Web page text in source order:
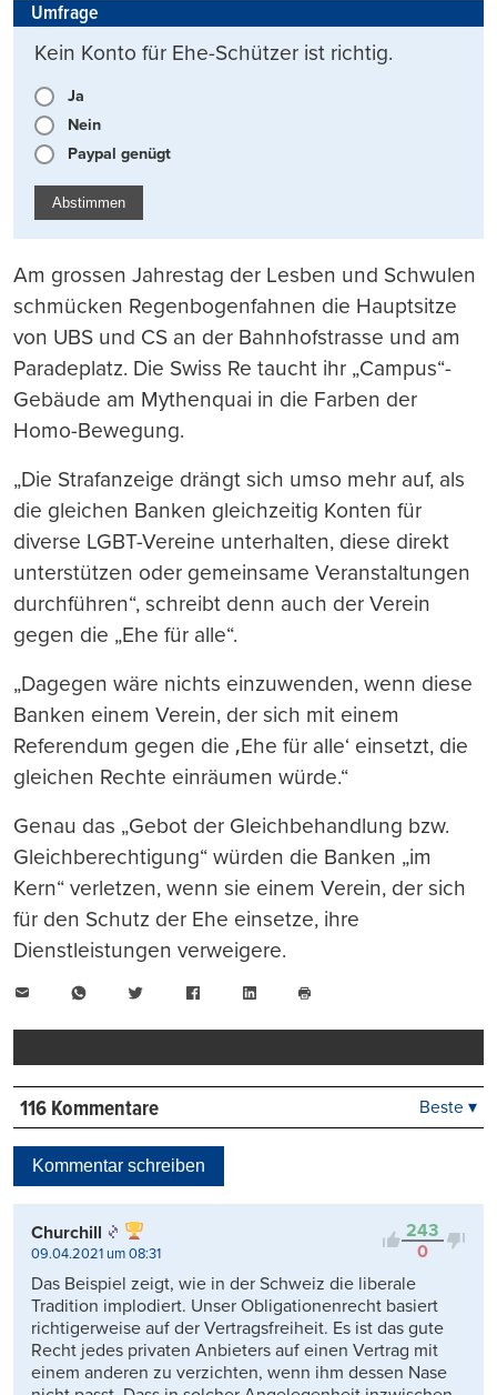
Umfrage
Kein Konto für Ehe-Schützer ist richtig.
Ja
Nein
Paypal genügt
Abstimmen
Am grossen Jahrestag der Lesben und Schwulen
schmücken Regenbogenfahnen die Hauptsitze
von UBS und CS an der Bahnhofstrasse und am
Paradeplatz. Die Swiss Re taucht ihr „Campus“-
Gebäude am Mythenquai in die Farben der
Homo-Bewegung.
„Die Strafanzeige drängt sich umso mehr auf, als
die gleichen Banken gleichzeitig Konten für
diverse LGBT-Vereine unterhalten, diese direkt
unterstützen oder gemeinsame Veranstaltungen
durchführen“, schreibt denn auch der Verein
gegen die „Ehe für alle“.
„Dagegen wäre nichts einzuwenden, wenn diese
Banken einem Verein, der sich mit einem
Referendum gegen die ‚Ehe für alle‘ einsetzt, die
gleichen Rechte einräumen würde.“
Genau das „Gebot der Gleichbehandlung bzw.
Gleichberechtigung“ würden die Banken „im
Kern“ verletzen, wenn sie einem Verein, der sich
für den Schutz der Ehe einsetze, ihre
Dienstleistungen verweigere.
WhatsAppTwitter FacebookLinkedIn
drucken
116 Kommentare
Kontrovers
Beste ▾
Kommentar schreiben
243
0
Churchill
09.04.2021 um 08:31
Das Beispiel zeigt, wie in der Schweiz die liberale
Tradition implodiert. Unser Obligationenrecht basiert
richtigerweise auf der Vertragsfreiheit. Es ist das gute
Recht jedes privaten Anbieters auf einen Vertrag mit
einem anderen zu verzichten, wenn ihm dessen Nase